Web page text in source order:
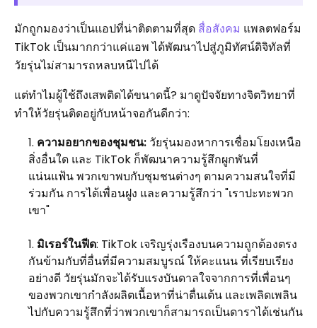
มักถูกมองว่าเป็นแอปที่น่าติดตามที่สุด สื่อสังคม แพลตฟอร์ม
TikTok เป็นมากกว่าแค่แอพ ได้พัฒนาไปสู่ภูมิทัศน์ดิจิทัลที่
วัยรุ่นไม่สามารถหลบหนีไปได้
แต่ทำไมผู้ใช้ถึงเสพติดได้ขนาดนี้? มาดูปัจจัยทางจิตวิทยาที่
ทำให้วัยรุ่นติดอยู่กับหน้าจอกันดีกว่า:
ความอยากของชุมชน: วัยรุ่นมองหาการเชื่อมโยงเหนือ
สิ่งอื่นใด และ TikTok ก็พัฒนาความรู้สึกผูกพันที่
แน่นแฟ้น พวกเขาพบกับชุมชนต่างๆ ตามความสนใจที่มี
ร่วมกัน การได้เพื่อนฝูง และความรู้สึกว่า "เราปะทะพวก
เขา"
มิเรอร์ในฟีด: TikTok เจริญรุ่งเรืองบนความถูกต้องตรง
กันข้ามกับที่อื่นที่มีความสมบูรณ์ ให้คะแนน ที่เรียบเรียง
อย่างดี วัยรุ่นมักจะได้รับแรงบันดาลใจจากการที่เพื่อนๆ
ของพวกเขากำลังผลิตเนื้อหาที่น่าตื่นเต้น และเพลิดเพลิน
ไปกับความรู้สึกที่ว่าพวกเขาก็สามารถเป็นดาราได้เช่นกัน